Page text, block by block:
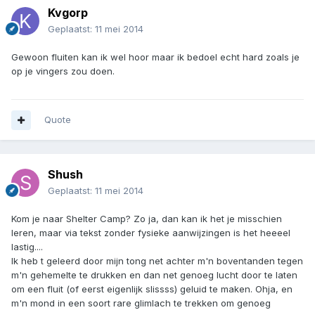
Kvgorp
Geplaatst: 11 mei 2014
Gewoon fluiten kan ik wel hoor maar ik bedoel echt hard zoals je
op je vingers zou doen.
Quote
Shush
Geplaatst: 11 mei 2014
Kom je naar Shelter Camp? Zo ja, dan kan ik het je misschien
leren, maar via tekst zonder fysieke aanwijzingen is het heeeel
lastig....
Ik heb t geleerd door mijn tong net achter m'n boventanden tegen
m'n gehemelte te drukken en dan net genoeg lucht door te laten
om een fluit (of eerst eigenlijk slissss) geluid te maken. Ohja, en
m'n mond in een soort rare glimlach te trekken om genoeg